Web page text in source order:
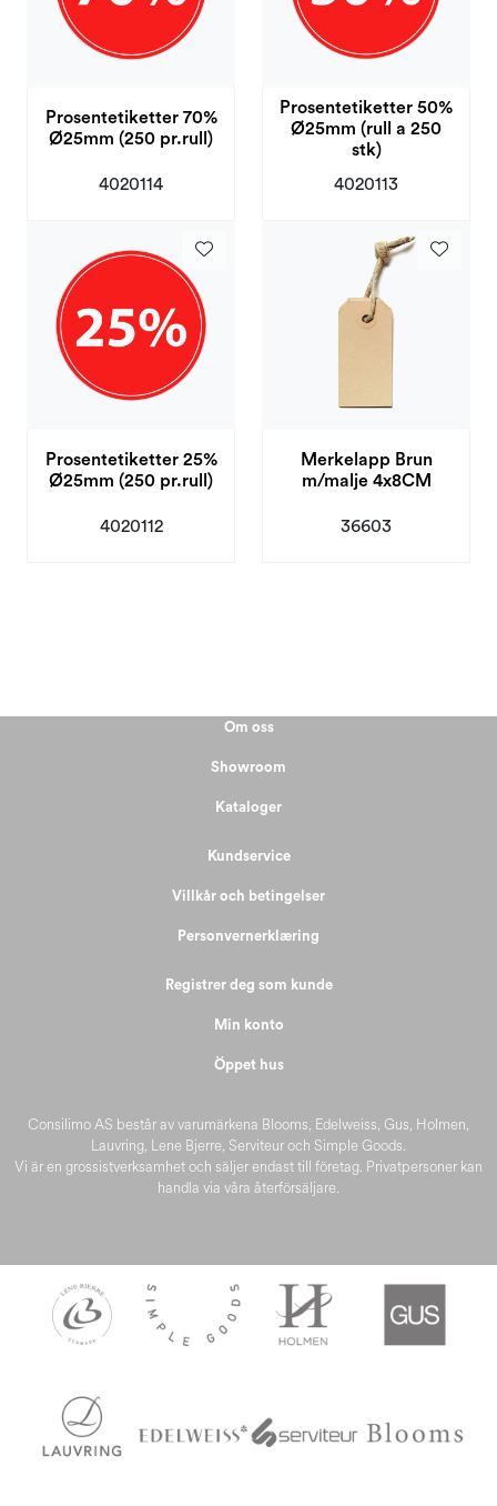
Prosentetiketter 70%
Ø25mm (250 pr.rull)
4020114
Prosentetiketter 50%
Ø25mm (rull a 250
stk)
4020113
Prosentetiketter 25%
Ø25mm (250 pr.rull)
4020112
Merkelapp Brun
m/malje 4x8CM
36603
Consilimo AS består av varumärkena Blooms, Edelweiss, Gus, Holmen,
Lauvring, Lene Bjerre, Serviteur och Simple Goods.
Vi är en grossistverksamhet och säljer endast till företag. Privatpersoner kan
handla via våra återförsäljare.
Om oss
Showroom
Kataloger
Kundservice
Villkår och betingelser
Personvernerklæring
Registrer deg som kunde
Min konto
Öppet hus